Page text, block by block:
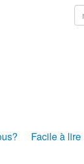
Facile à lire